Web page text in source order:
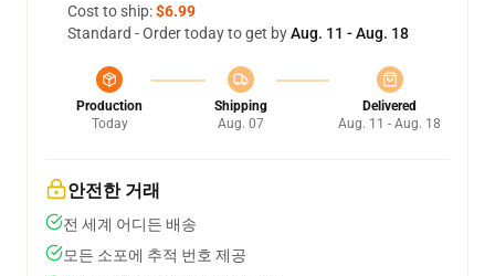
Cost to ship:$6.99
Standard - Order today to get byAug. 11 - Aug. 18
Production
Today
Shipping
Aug. 07
Delivered
Aug. 11 - Aug. 18
안전한 거래
전 세계 어디든 배송
모든 소포에 추적 번호 제공